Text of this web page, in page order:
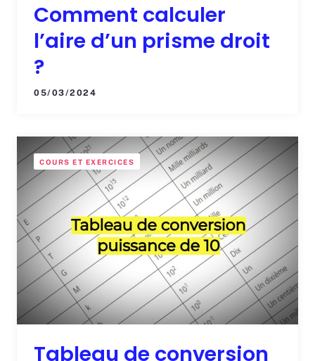
Comment calculer
l’aire d’un prisme droit
?
05/03/2024
COURS ET EXERCICES
Tableau de conversion